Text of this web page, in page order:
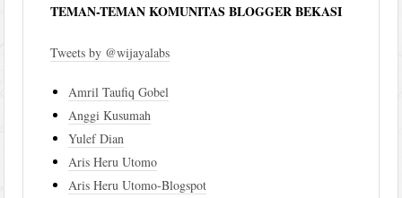
TEMAN-TEMAN KOMUNITAS BLOGGER BEKASI
Tweets by @wijayalabs
Amril Taufiq Gobel
Anggi Kusumah
Yulef Dian
Aris Heru Utomo
Aris Heru Utomo-Blogspot